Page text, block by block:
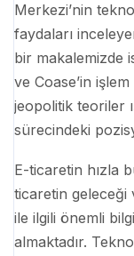
Merkezi’nin
faydaları
bir makalemizde
ve Coase’in
jeopolitik teoriler
sürecindeki
E-ticaretin hızla
ticaretin geleceği
ile ilgili önemli
almaktadır.